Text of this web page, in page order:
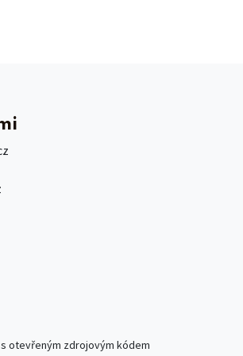
otevřeným zdrojovým kódem